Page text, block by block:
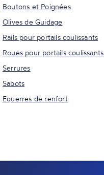
Boutons et Poignées
Olives de Guidage
Rails pour portails coulissants
Roues pour portails coulissants
Serrures
Sabots
Equerres de renfort